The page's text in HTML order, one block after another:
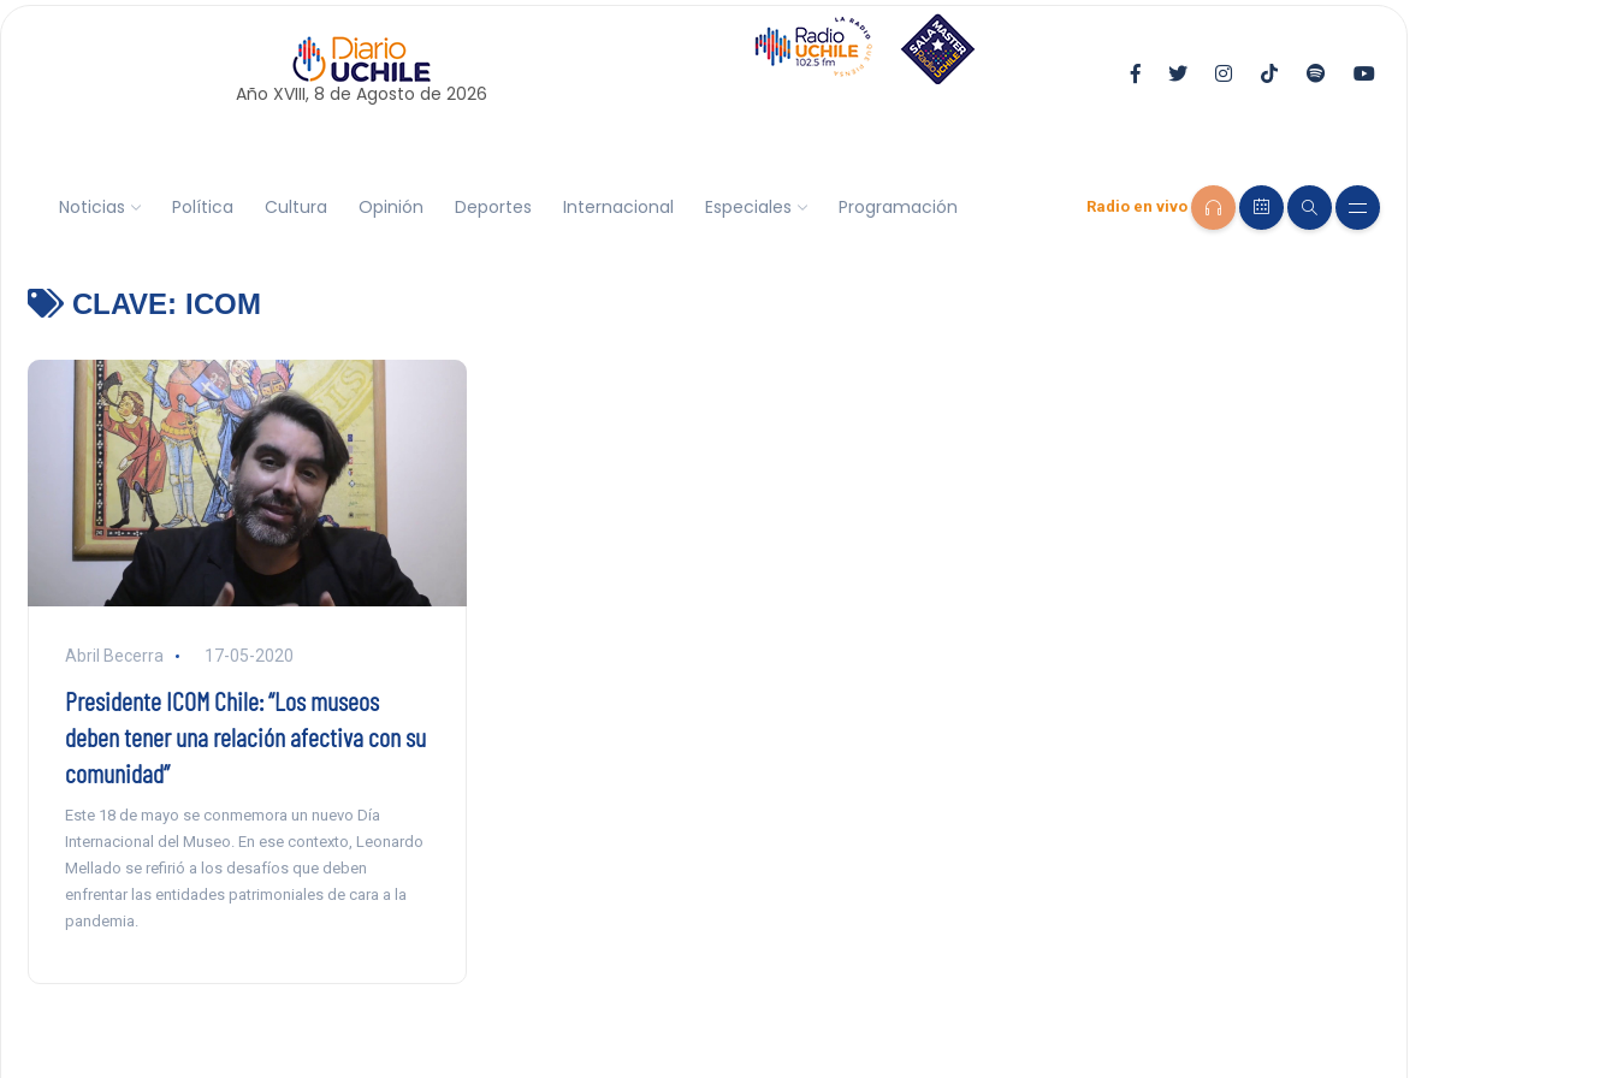
Año XVIII, 8 de Agosto de 2026
Noticias Política Cultura Opinión Deportes Internacional Especiales Programación Radio en vivo
CLAVE: ICOM
Abril Becerra 17-05-2020
Presidente ICOM Chile: “Los museos
deben tener una relación afectiva con su
comunidad”
Este 18 de mayo se conmemora un nuevo Día
Internacional del Museo. En ese contexto, Leonardo
Mellado se refirió a los desafíos que deben
enfrentar las entidades patrimoniales de cara a la
pandemia.